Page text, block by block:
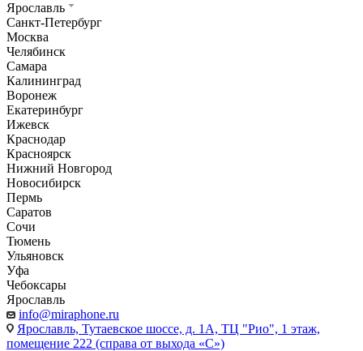
Ярославль
Санкт-Петербург
Москва
Челябинск
Самара
Калининград
Воронеж
Екатеринбург
Ижевск
Краснодар
Красноярск
Нижний Новгород
Новосибирск
Пермь
Саратов
Сочи
Тюмень
Ульяновск
Уфа
Чебоксары
Ярославль
info@miraphone.ru
Ярославль, Тутаевское шоссе, д. 1А, ТЦ "Рио", 1 этаж,
помещение 222 (справа от выхода «С»)